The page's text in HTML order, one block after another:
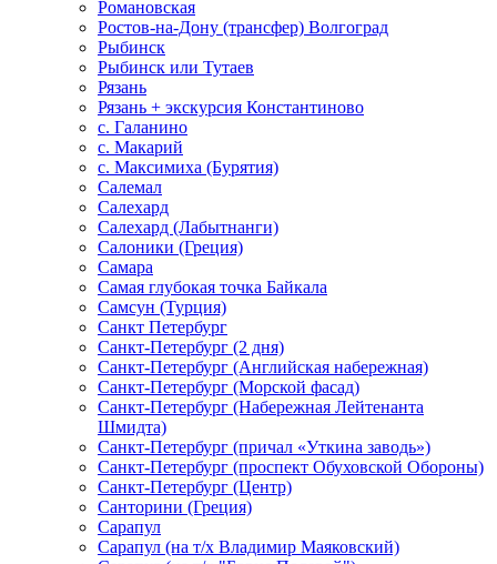
Романовская
Ростов-на-Дону (трансфер) Волгоград
Рыбинск
Рыбинск или Тутаев
Рязань
Рязань + экскурсия Константиново
с. Галанино
с. Макарий
с. Максимиха (Бурятия)
Салемал
Салехард
Салехард (Лабытнанги)
Салоники (Греция)
Самара
Самая глубокая точка Байкала
Самсун (Турция)
Санкт Петербург
Санкт-Петербург (2 дня)
Санкт-Петербург (Английская набережная)
Санкт-Петербург (Морской фасад)
Санкт-Петербург (Набережная Лейтенанта
Шмидта)
Санкт-Петербург (причал «Уткина заводь»)
Санкт-Петербург (проспект Обуховской Обороны)
Санкт-Петербург (Центр)
Санторини (Греция)
Сарапул
Сарапул (на т/х Владимир Маяковский)